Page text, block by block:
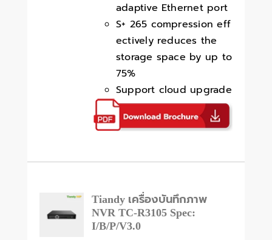
adaptive Ethernet port
S+ 265 compression eff
ectively reduces the
storage space by up to
75%
Support cloud upgrade
Tiandy เครื่องบันทึกภาพ
NVR TC-R3105 Spec:
I/B/P/V3.0